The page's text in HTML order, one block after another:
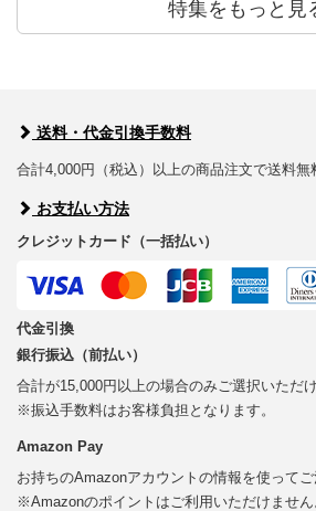
特集をもっと見
送料・代金引換手数料
合計4,000円（税込）以上の商品注文で送料無
お支払い方法
クレジットカード（一括払い）
代金引換
銀行振込（前払い）
合計が15,000円以上の場合のみご選択いただけ
※振込手数料はお客様負担となります。
Amazon Pay
お持ちのAmazonアカウントの情報を使ってご
※Amazonのポイントはご利用いただけません